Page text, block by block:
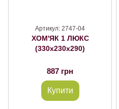
Артикул: 2747-04
ХОМ'ЯК 1 ЛЮКС
(330х230х290)
887 грн
Купити